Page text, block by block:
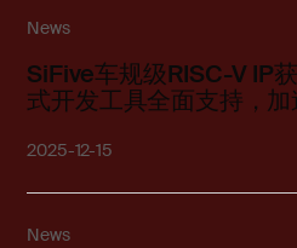
SiFive车规级RISC-V IP
式开发工具全面支持，
2025-12-15
News
News